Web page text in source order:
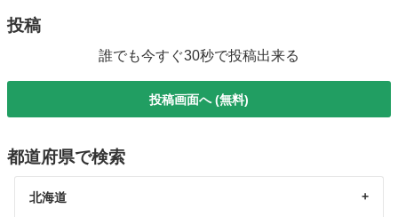
投稿
誰でも今すぐ30秒で投稿出来る
投稿画面へ (無料)
都道府県で検索
北海道